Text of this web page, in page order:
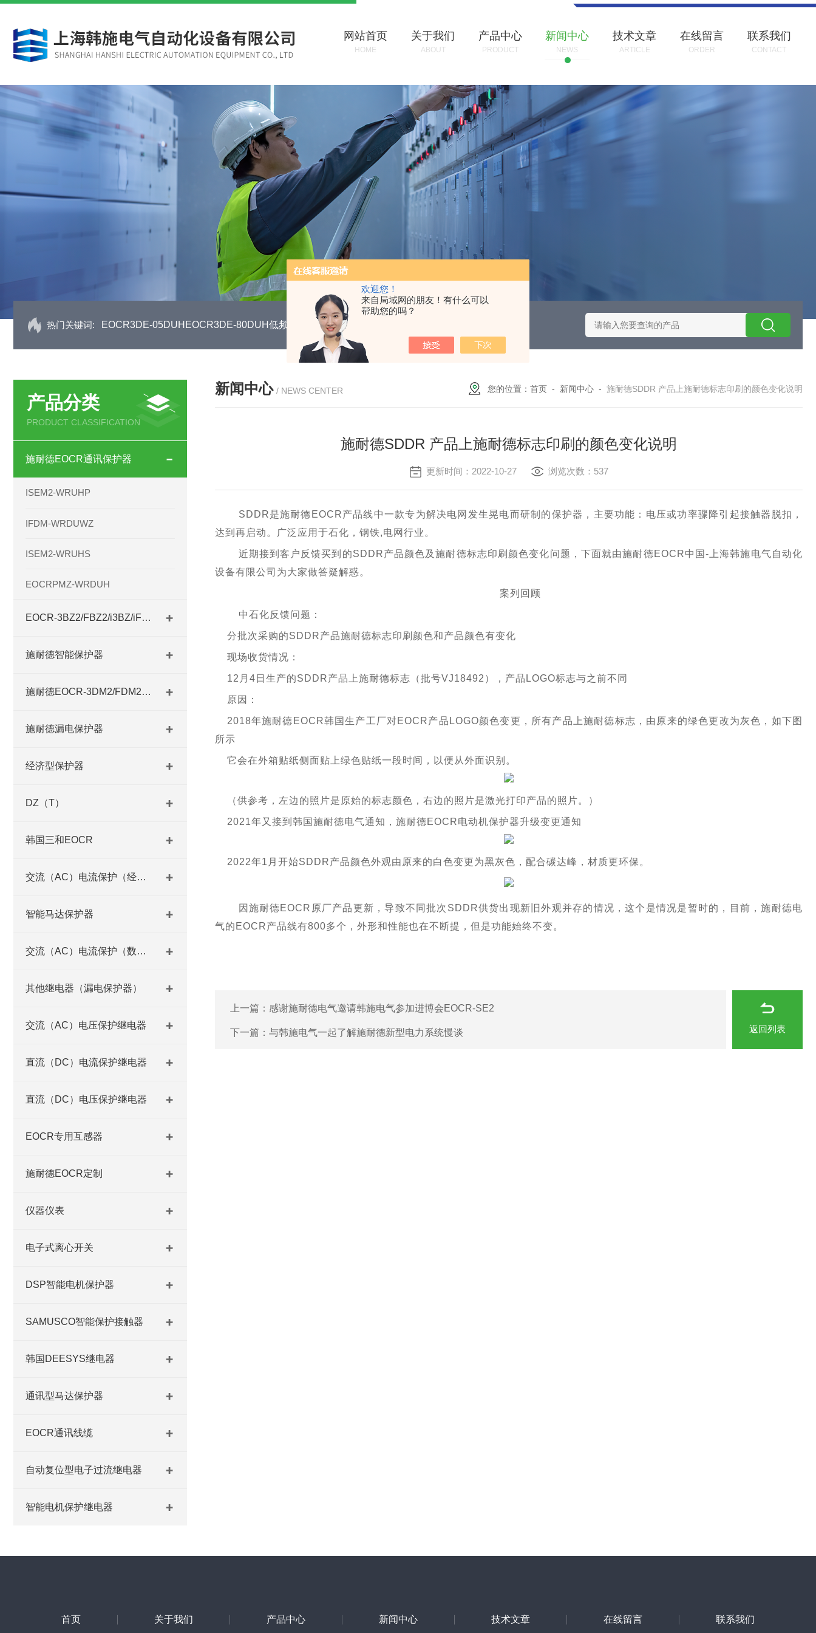
欢迎您！
来自局域网的朋友！有什么可以
帮助您的吗？
网站首页
HOME
关于我们
ABOUT
产品中心
PRODUCT
新闻中心
NEWS
技术文章
ARTICLE
在线留言
ORDER
联系我们
CONTACT
热门关键词: EOCR3DE-05DUHEOCR3DE-80DUH低频功能电机保护继电器 EOCR3DE-80DUHEOCR3DE施耐德智能保护器选型 EOCRSE2-05RSEOCR-SE2施耐德电流保
产品分类
PRODUCT CLASSIFICATION
施耐德EOCR通讯保护器
ISEM2-WRUHP
IFDM-WRDUWZ
ISEM2-WRUHS
EOCRPMZ-WRDUH
EOCR-3BZ2/FBZ2/i3BZ/iFBZ
施耐德智能保护器
施耐德EOCR-3DM2/FDM2系列
施耐德漏电保护器
经济型保护器
DZ（T）
韩国三和EOCR
交流（AC）电流保护（经济型）
智能马达保护器
交流（AC）电流保护（数码型）
其他继电器（漏电保护器）
交流（AC）电压保护继电器
直流（DC）电流保护继电器
直流（DC）电压保护继电器
EOCR专用互感器
施耐德EOCR定制
仪器仪表
电子式离心开关
DSP智能电机保护器
SAMUSCO智能保护接触器
韩国DEESYS继电器
通讯型马达保护器
EOCR通讯线缆
自动复位型电子过流继电器
智能电机保护继电器
新闻中心 / NEWS CENTER 您的位置： 首页 - 新闻中心 - 施耐德SDDR 产品上施耐德标志印刷的颜色变化说明
施耐德SDDR 产品上施耐德标志印刷的颜色变化说明
更新时间：2022-10-27 浏览次数：537
SDDR是施耐德EOCR产品线中一款专为解决电网发生晃电而研制的保护器，主要功能：电压或功率骤降引起接触器脱扣，
达到再启动。广泛应用于石化，钢铁,电网行业。
近期接到客户反馈买到的SDDR产品颜色及施耐德标志印刷颜色变化问题，下面就由施耐德EOCR中国-上海韩施电气自动化
设备有限公司为大家做答疑解惑。
案列回顾
中石化反馈问题：
分批次采购的SDDR产品施耐德标志印刷颜色和产品颜色有变化
现场收货情况：
12月4日生产的SDDR产品上施耐德标志（批号VJ18492），产品LOGO标志与之前不同
原因：
2018年施耐德EOCR韩国生产工厂对EOCR产品LOGO颜色变更，所有产品上施耐德标志，由原来的绿色更改为灰色，如下图
所示
它会在外箱贴纸侧面贴上绿色贴纸一段时间，以便从外面识别。
（供参考，左边的照片是原始的标志颜色，右边的照片是激光打印产品的照片。）
2021年又接到韩国施耐德电气通知，施耐德EOCR电动机保护器升级变更通知
2022年1月开始SDDR产品颜色外观由原来的白色变更为黑灰色，配合碳达峰，材质更环保。
因施耐德EOCR原厂产品更新，导致不同批次SDDR供货出现新旧外观并存的情况，这个是情况是暂时的，目前，施耐德电
气的EOCR产品线有800多个，外形和性能也在不断提，但是功能始终不变。
上一篇： 感谢施耐德电气邀请韩施电气参加进博会EOCR-SE2
下一篇： 与韩施电气一起了解施耐德新型电力系统慢谈 返回列表
首页 关于我们 产品中心 新闻中心 技术文章 在线留言 联系我们